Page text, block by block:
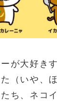
が大好き
（いや、
ち、ネコ